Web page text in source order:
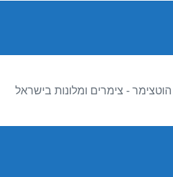
הוטצימר - צימרים ומלונות בישראל